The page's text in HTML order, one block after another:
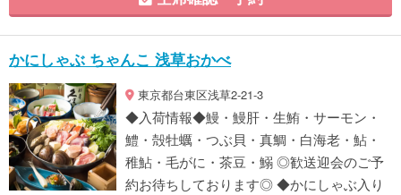
かにしゃぶ ちゃんこ 浅草おかべ
東京都台東区浅草2-21-3
◆入荷情報◆鰻・鰻肝・生鮪・サーモン・
鱧・殻牡蠣・つぶ貝・真鯛・白海老・鮎・
稚鮎・毛がに・茶豆・鰯 ◎歓送迎会のご予
約お待ちしております◎ ◆かにしゃぶ入り